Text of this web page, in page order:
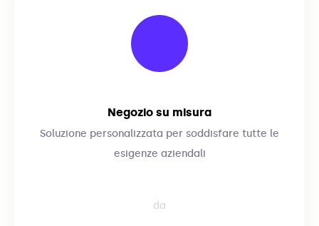
Negozio su misura
Soluzione personalizzata per soddisfare tutte le
esigenze aziendali
da